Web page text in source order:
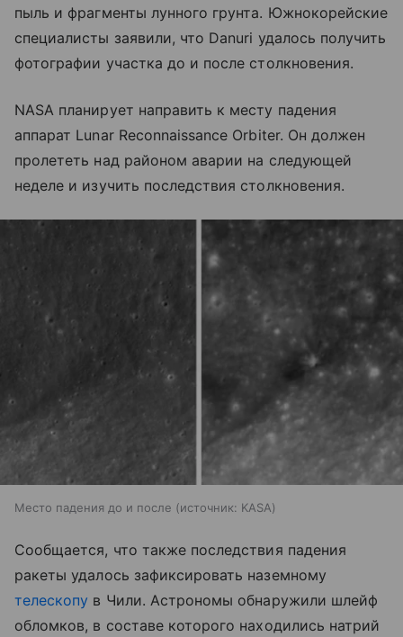
пыль и фрагменты лунного грунта. Южнокорейские
специалисты заявили, что Danuri удалось получить
фотографии участка до и после столкновения.
NASA планирует направить к месту падения
аппарат Lunar Reconnaissance Orbiter. Он должен
пролететь над районом аварии на следующей
неделе и изучить последствия столкновения.
Место падения до и после источник: KASA
Сообщается, что также последствия падения
ракеты удалось зафиксировать наземному
телескопу в Чили. Астрономы обнаружили шлейф
обломков, в составе которого находились натрий